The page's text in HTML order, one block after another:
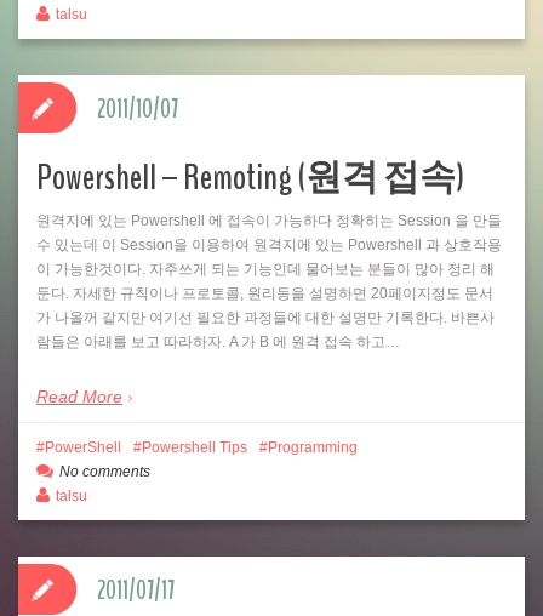
talsu
Powershell – Remoting (원격 접속)
원격지에 있는 Powershell 에 접속이 가능하다 정확히는 Session 을 만들
수 있는데 이 Session을 이용하여 원격지에 있는 Powershell 과 상호작용
이 가능한것이다. 자주쓰게 되는 기능인데 물어보는 분들이 많아 정리 해
둔다. 자세한 규칙이나 프로토콜, 원리등을 설명하면 20페이지정도 문서
가 나올꺼 같지만 여기선 필요한 과정들에 대한 설명만 기록한다. 바쁜사
람들은 아래를 보고 따라하자. A 가 B 에 원격 접속 하고…
Read More
2011/10/07
PowerShell Powershell Tips
Programming
No comments
talsu
2011/07/17